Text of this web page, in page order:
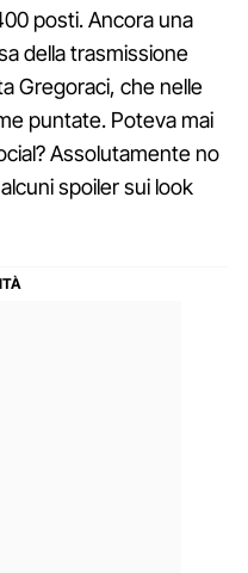
posti. Ancora una
della trasmissione
Gregoraci, che nelle
puntate. Poteva mai
Assolutamente no
spoiler sui look